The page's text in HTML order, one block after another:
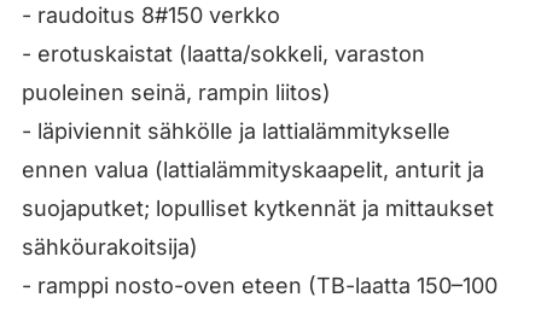
- raudoitus 8#150 verkko
- erotuskaistat (laatta/sokkeli, varaston
puoleinen seinä, rampin liitos)
- läpiviennit sähkölle ja lattialämmitykselle
ennen valua (lattialämmityskaapelit, anturit ja
suojaputket; lopulliset kytkennät ja mittaukset
sähköurakoitsija)
- ramppi nosto-oven eteen (TB-laatta 150–100